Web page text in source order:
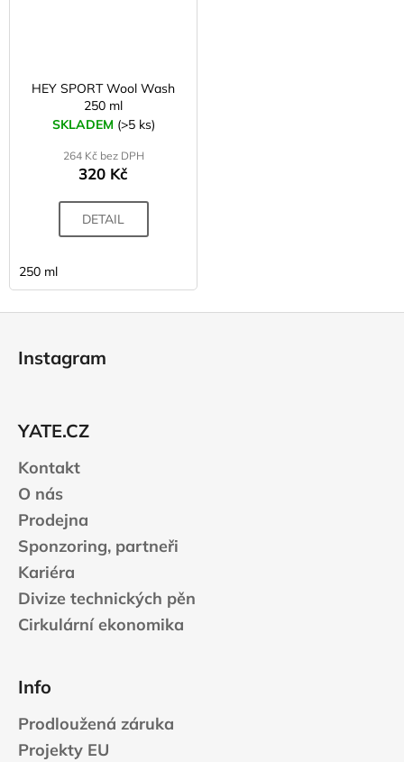
HEY SPORT Wool Wash
250 ml
SKLADEM (>5 ks)
264 Kč bez DPH
320 Kč
DETAIL
250 ml
Instagram
YATE.CZ
Kontakt
O nás
Prodejna
Sponzoring, partneři
Kariéra
Divize technických pěn
Cirkulární ekonomika
Info
Prodloužená záruka
Projekty EU